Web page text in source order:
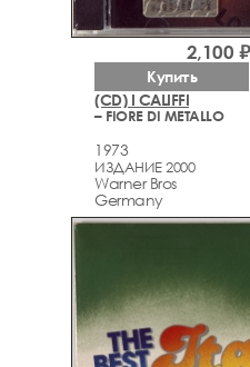
(CD) I CALIFFI
– FIORE DI METALLO
1973
ИЗДАНИЕ 2000
Warner Bros
Germany
2,100 ₽
Купить